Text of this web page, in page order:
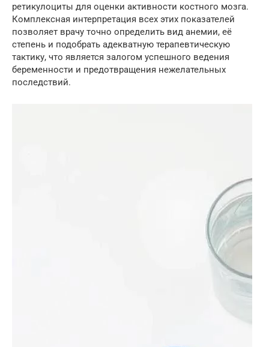
ретикулоциты для оценки активности костного мозга.
Комплексная интерпретация всех этих показателей
позволяет врачу точно определить вид анемии, её
степень и подобрать адекватную терапевтическую
тактику, что является залогом успешного ведения
беременности и предотвращения нежелательных
последствий.